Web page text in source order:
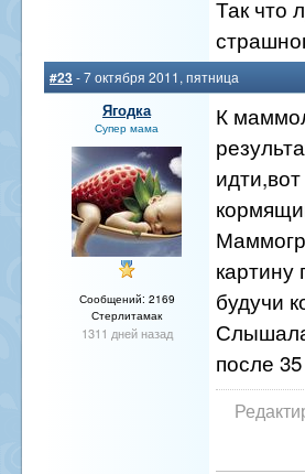
Так что
#23- 7 октября 2011, пятница
Ягодка
Супер мама
Сообщений: 2169
Стерлитамак
1311 дней назад
К
картину
будучи
после